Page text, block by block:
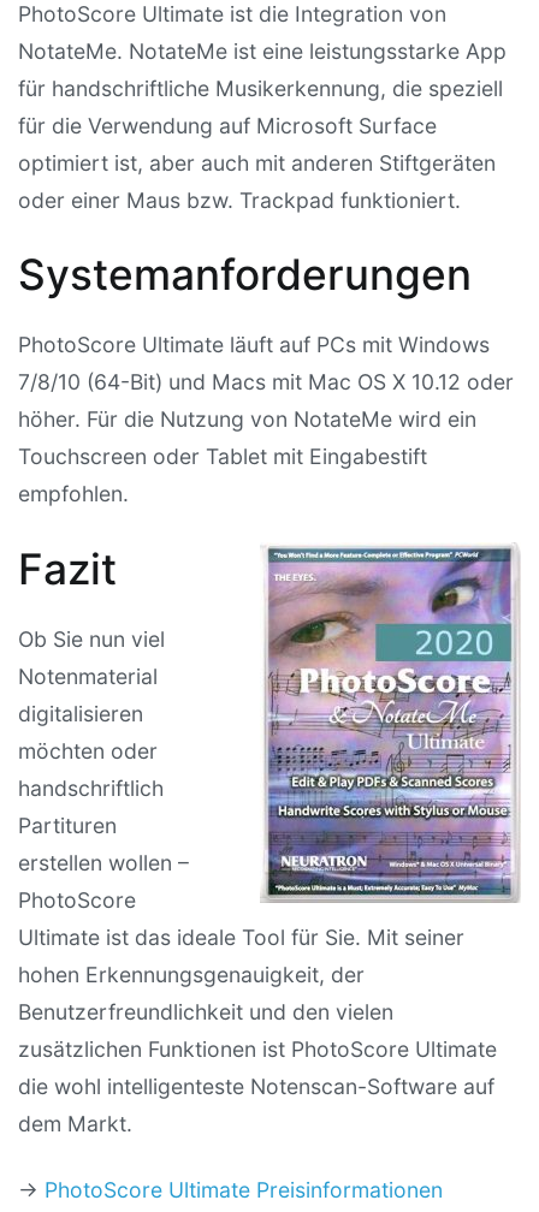
PhotoScore Ultimate ist die Integration von
NotateMe. NotateMe ist eine leistungsstarke App
für handschriftliche Musikerkennung, die speziell
für die Verwendung auf Microsoft Surface
optimiert ist, aber auch mit anderen Stiftgeräten
oder einer Maus bzw. Trackpad funktioniert.
Systemanforderungen
PhotoScore Ultimate läuft auf PCs mit Windows
7/8/10 (64-Bit) und Macs mit Mac OS X 10.12 oder
höher. Für die Nutzung von NotateMe wird ein
Touchscreen oder Tablet mit Eingabestift
empfohlen.
Fazit
Ob Sie nun viel
Notenmaterial
digitalisieren
möchten oder
handschriftlich
Partituren
erstellen wollen –
PhotoScore
Ultimate ist das ideale Tool für Sie. Mit seiner
hohen Erkennungsgenauigkeit, der
Benutzerfreundlichkeit und den vielen
zusätzlichen Funktionen ist PhotoScore Ultimate
die wohl intelligenteste Notenscan-Software auf
dem Markt.
→ PhotoScore Ultimate Preisinformationen